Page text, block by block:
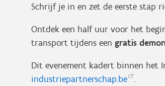
Schrijf je in en zet de eerste stap
Ontdek een half uur voor het
transport tijdens een gratis
Dit evenement kadert binnen het
industriepartnerschap.be .